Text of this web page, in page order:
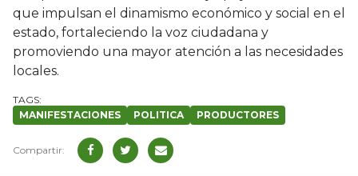
que impulsan el dinamismo económico y social en el
estado, fortaleciendo la voz ciudadana y
promoviendo una mayor atención a las necesidades
locales.
MANIFESTACIONES POLITICA PRODUCTORES